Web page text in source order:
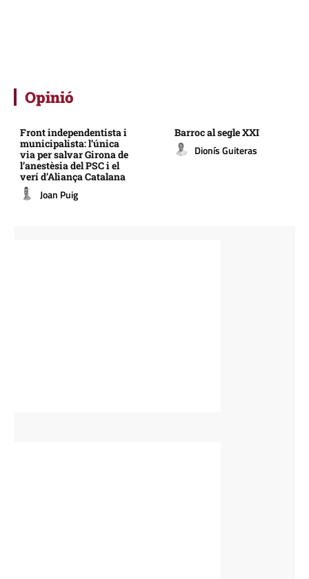
Opinió
Front independentista i
municipalista: l’única
via per salvar Girona de
l’anestèsia del PSC i el
verí d’Aliança Catalana
Joan Puig
Barroc al segle XXI
Dionís Guiteras